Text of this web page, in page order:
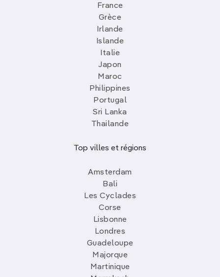
France
Grèce
Irlande
Islande
Italie
Japon
Maroc
Philippines
Portugal
Sri Lanka
Thailande
Top villes et régions
Amsterdam
Bali
Les Cyclades
Corse
Lisbonne
Londres
Guadeloupe
Majorque
Martinique